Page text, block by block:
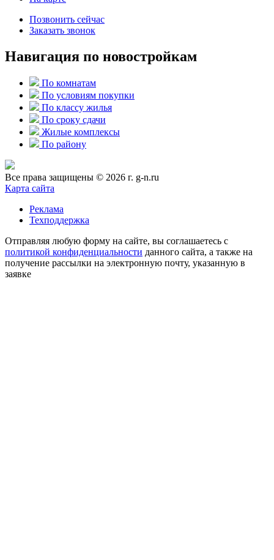
Позвонить сейчас
Заказать звонок
Навигация по новостройкам
По комнатам
По условиям покупки
По классу жилья
По сроку сдачи
Жилые комплексы
По району
Все права защищены © 2026 г. g-n.ru
Карта сайта
Реклама
Техподдержка
Отправляя любую форму на сайте, вы соглашаетесь с
политикой конфиденциальности данного сайта, а также на
получение рассылки на электронную почту, указанную в
заявке